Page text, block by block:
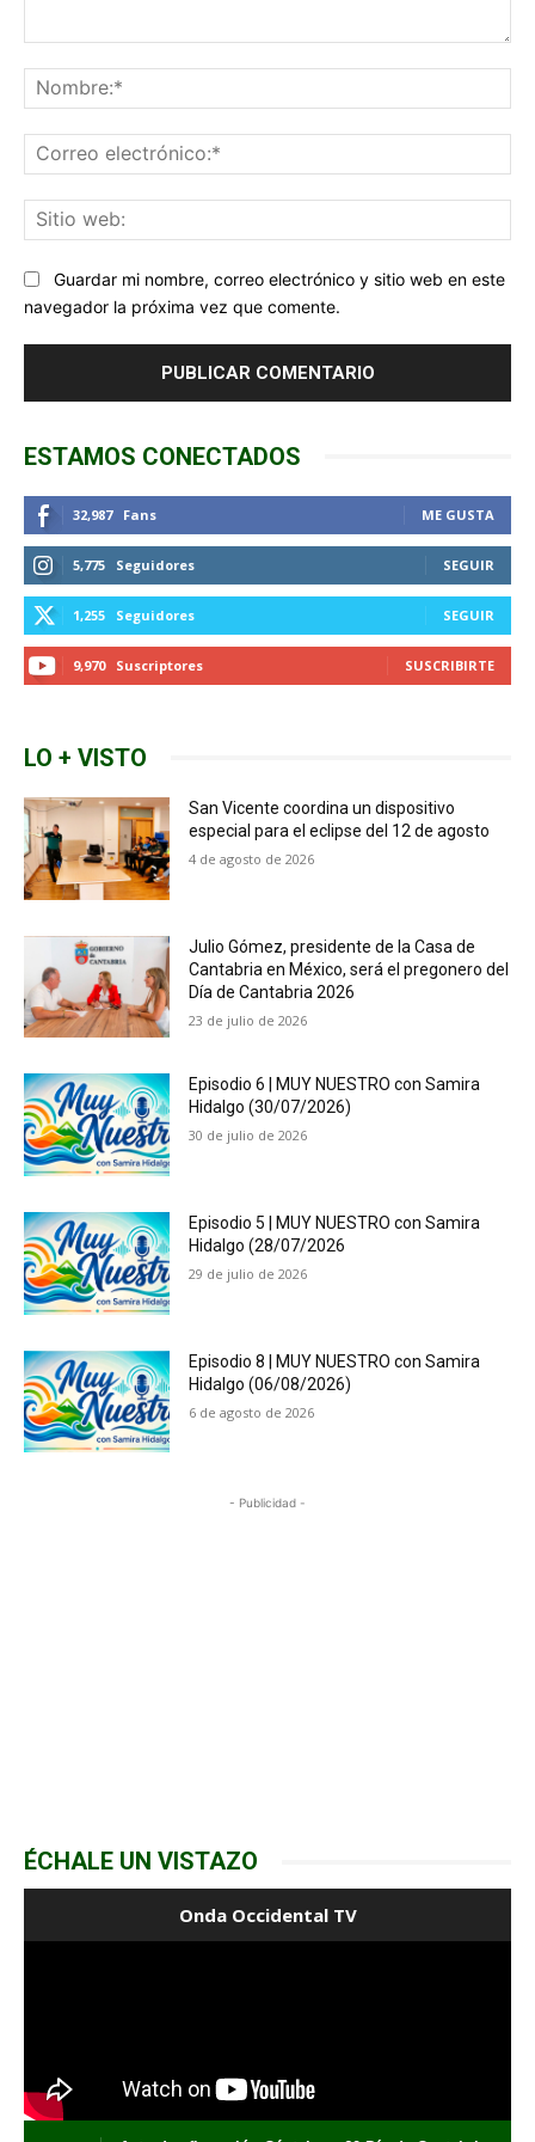
Guardar mi nombre, correo electrónico y sitio web en este
navegador la próxima vez que comente.
ESTAMOS CONECTADOS
32,987 Fans ME GUSTA
5,775 Seguidores SEGUIR
1,255 Seguidores SEGUIR
9,970 Suscriptores SUSCRIBIRTE
LO + VISTO
San Vicente coordina un dispositivo
especial para el eclipse del 12 de agosto
4 de agosto de 2026
Julio Gómez, presidente de la Casa de
Cantabria en México, será el pregonero del
Día de Cantabria 2026
23 de julio de 2026
Episodio 6 | MUY NUESTRO con Samira
Hidalgo (30/07/2026)
30 de julio de 2026
Episodio 5 | MUY NUESTRO con Samira
Hidalgo (28/07/2026
29 de julio de 2026
Episodio 8 | MUY NUESTRO con Samira
Hidalgo (06/08/2026)
6 de agosto de 2026
- Publicidad -
ÉCHALE UN VISTAZO
Onda Occidental TV